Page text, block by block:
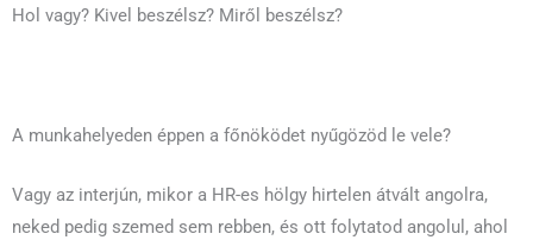
Hol vagy? Kivel beszélsz? Miről beszélsz?
A munkahelyeden éppen a főnöködet nyűgözöd le vele?
Vagy az interjún, mikor a HR-es hölgy hirtelen átvált angolra,
neked pedig szemed sem rebben, és ott folytatod angolul, ahol